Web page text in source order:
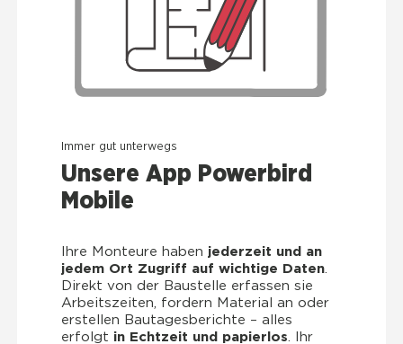
Immer gut unter­wegs
Unse­re App Power­bird
Mobi­le
Ihre Mon­teu­re haben jeder­zeit und an
jedem Ort Zugriff auf wich­ti­ge Daten.
Direkt von der Bau­stel­le erfas­sen sie
Arbeits­zei­ten, for­dern Mate­ri­al an oder
erstel­len Bau­ta­ges­be­rich­te – alles
erfolgt in Echt­zeit und papier­los . Ihr